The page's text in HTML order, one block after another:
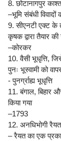
8. छोटानागपुर
–भूमि संबंधी विवादों
9. सीएनटी एक्ट के
कृषक द्वारा तैयार
–कोरकर
10. वैसी भूधृत्ति,
पुनः भूस्वामी को
- पुनर्ग्राह्य भूधृत्ति
11. बंगाल, बिहार
किया गया
–1793
12. अनधिभोगी
– रैयत का एक